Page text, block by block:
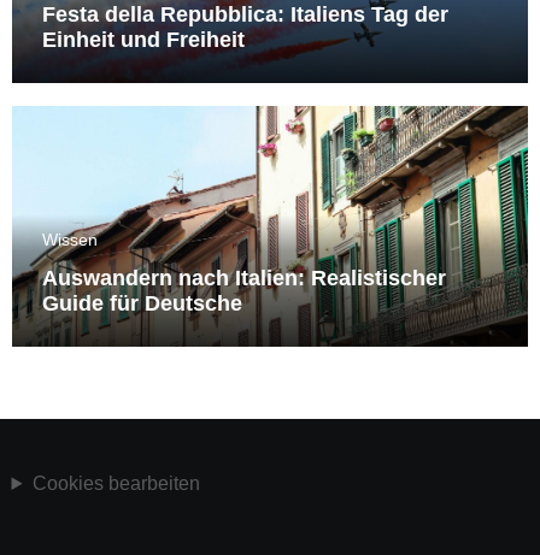
Festa della Repubblica: Italiens Tag der
Einheit und Freiheit
Wissen
Auswandern nach Italien: Realistischer
Guide für Deutsche
Cookies bearbeiten